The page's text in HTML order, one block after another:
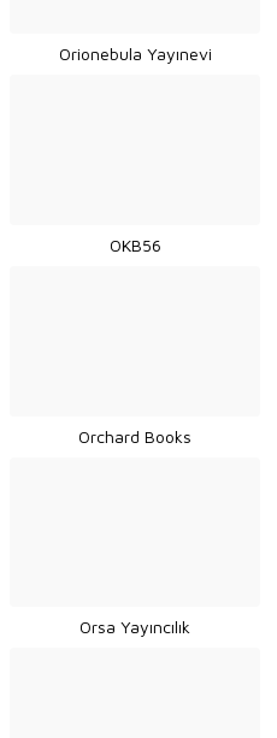
Orionebula Yayınevi
OKB56
Orchard Books
Orsa Yayıncılık